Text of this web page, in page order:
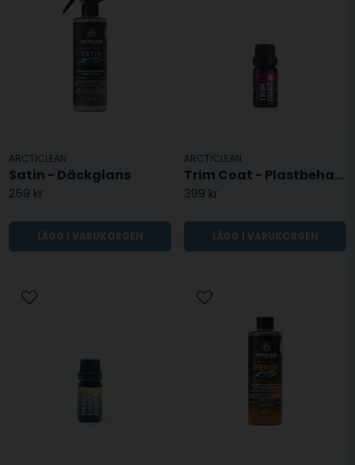
ARCTICLEAN
Satin - Däckglans
259 kr
LÄGG I VARUKORGEN
ARCTICLEAN
Trim Coat - Plastbehandling - 10ML
399 kr
LÄGG I VARUKORGEN